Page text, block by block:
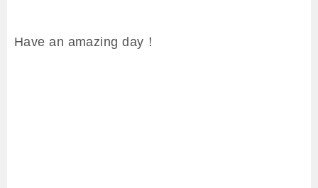
Have an amazing day！